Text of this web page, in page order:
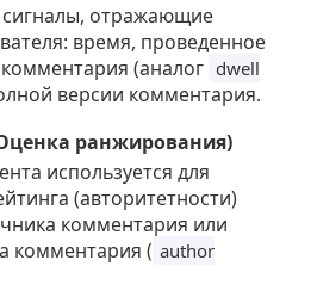
отражающие
время, проведенное
(аналог dwell
версии комментария.
ранжирования)
используется для
(авторитетности)
комментария или
комментария ( author